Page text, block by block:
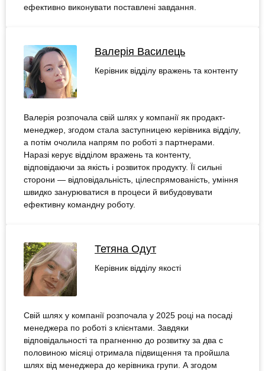
ефективно виконувати поставлені завдання.
Валерія Василець
Керівник відділу вражень та контенту
Валерія розпочала свій шлях у компанії як продакт-
менеджер, згодом стала заступницею керівника відділу,
а потім очолила напрям по роботі з партнерами.
Наразі керує відділом вражень та контенту,
відповідаючи за якість і розвиток продукту. Її сильні
сторони — відповідальність, цілеспрямованість, уміння
швидко занурюватися в процеси й вибудовувати
ефективну командну роботу.
Тетяна Одут
Керівник відділу якості
Свій шлях у компанії розпочала у 2025 році на посаді
менеджера по роботі з клієнтами. Завдяки
відповідальності та прагненню до розвитку за два с
половиною місяці отримала підвищення та пройшла
шлях від менеджера до керівника групи. А згодом